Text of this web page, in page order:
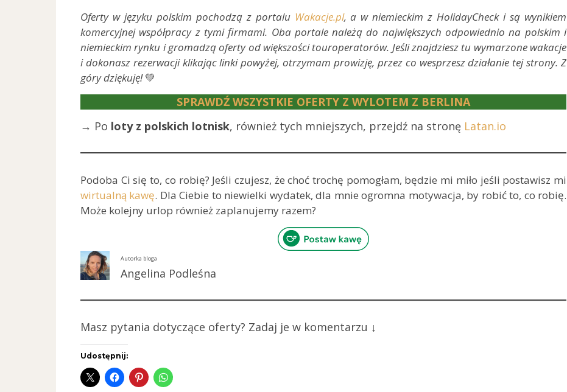
Oferty w języku polskim pochodzą z portalu Wakacje.pl, a w niemieckim z HolidayCheck i są wynikiem
komercyjnej współpracy z tymi firmami. Oba portale należą do największych odpowiednio na polskim i
niemieckim rynku i gromadzą oferty od większości touroperatorów. Jeśli znajdziesz tu wymarzone wakacje
i dokonasz rezerwacji klikając linki powyżej, otrzymam prowizję, przez co wesprzesz działanie tej strony. Z
góry dziękuję!💚
SPRAWDŹ WSZYSTKIE OFERTY Z WYLOTEM Z BERLINA
→ Po loty z polskich lotnisk, również tych mniejszych, przejdź na stronę Latan.io
Podoba Ci się to, co robię? Jeśli czujesz, że choć trochę pomogłam, będzie mi miło jeśli postawisz mi
wirtualną kawę. Dla Ciebie to niewielki wydatek, dla mnie ogromna motywacja, by robić to, co robię.
Może kolejny urlop również zaplanujemy razem?
Autorka bloga
Angelina Podleśna
Masz pytania dotyczące oferty? Zadaj je w komentarzu ↓
Udostępnij: